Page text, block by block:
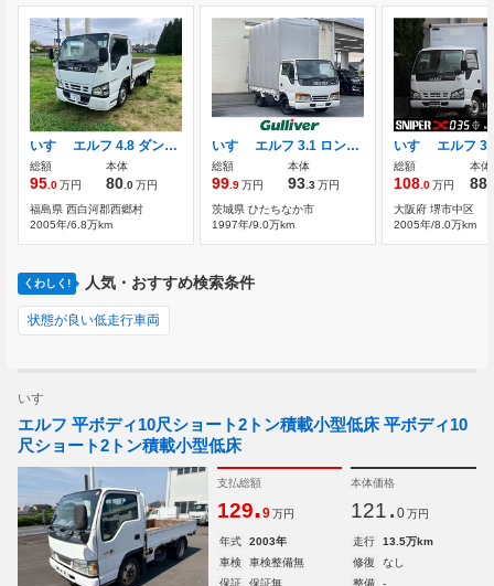
いすゞ エルフ 4.8 ダンプ フラットロー ディーゼル
総額
95.0万円
本体
80.0万円
福島県 西白河郡西郷村
2005年/6.8万km
いすゞ エルフ 3.1 ロング フラットロー ディーゼル 原動機型式4JG2 5MT ディーゼル
総額
99.9万円
本体
93.3万円
茨城県 ひたちなか市
1997年/9.0万km
総額
108.0万円
本体
88
大阪府 堺市中区
2005年/8.0万km
くわしく! 人気・おすすめ検索条件
状態が良い低走行車両
いすゞ
エルフ 平ボディ10尺ショート2トン積載小型低床 平ボディ10
尺ショート2トン積載小型低床
支払総額
129.9 万円
本体価格
121. 0 万円
年式 2003年 走行
13.5万km
車検
車検整備無 修復
なし
保証
保証無 整備
-